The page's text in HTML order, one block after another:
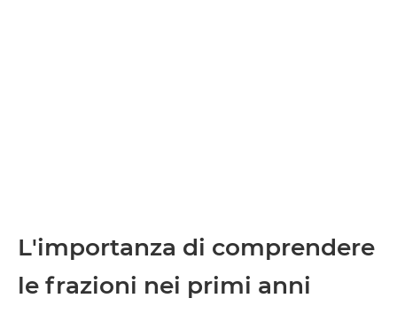
L'importanza di comprendere
le frazioni nei primi anni